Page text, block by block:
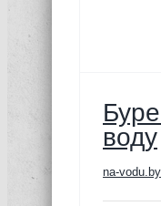
воду
na-vodu.by